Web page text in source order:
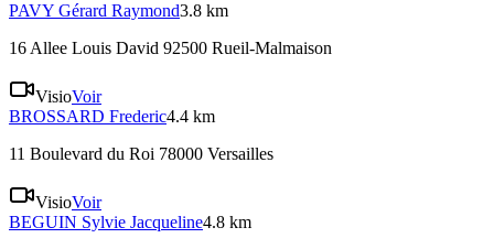
PAVY Gérard Raymond3.8 km
16 Allee Louis David 92500 Rueil-Malmaison
VisioVoir
BROSSARD Frederic4.4 km
11 Boulevard du Roi 78000 Versailles
VisioVoir
BEGUIN Sylvie Jacqueline4.8 km